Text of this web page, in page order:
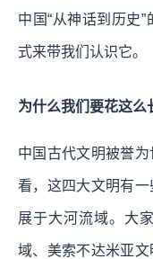
中国“从神话到历史
式来带我们认识它。
为什么我们要花这么
中国古代文明被誉
看，这四大文明有
展于大河流域。大
域、美索不达米亚文